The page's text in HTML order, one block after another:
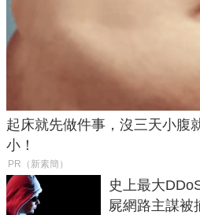
起床就先做件事，沒三天小腹
小！
PR（新素簡）
史上最大
屍網路主謀被